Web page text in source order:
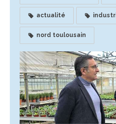
actualité
nord toulousain